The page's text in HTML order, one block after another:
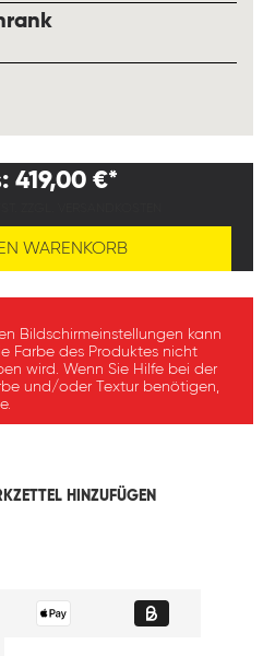
auswählen
419,00 €*
WARENKORB
Bildschirmeinstellungen kann
Farbe des Produktes nicht
wird. Wenn Sie Hilfe bei der
und/oder Textur benötigen,
HINZUFÜGEN